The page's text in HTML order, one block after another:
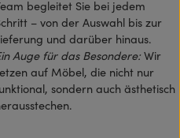
begleitet Sie bei jedem
– von der Auswahl bis zur
und darüber hinaus.
Auge für das Besondere: Wir
auf Möbel, die nicht nur
sondern auch ästhetisch